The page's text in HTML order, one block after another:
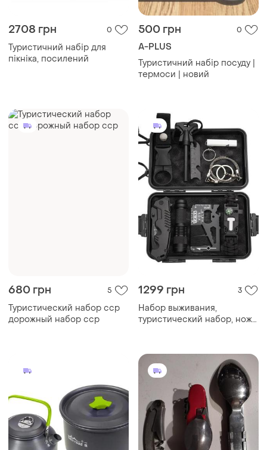
2708 грн 0
Туристичний набір для
пікніка, посилений
500 грн 0
A-PLUS
Туристичний набір посуду |
термоси | новий
680 грн 5
Туристический набор сср
дорожный набор сср
1299 грн 3
Набор выживания,
туристический набор, нож